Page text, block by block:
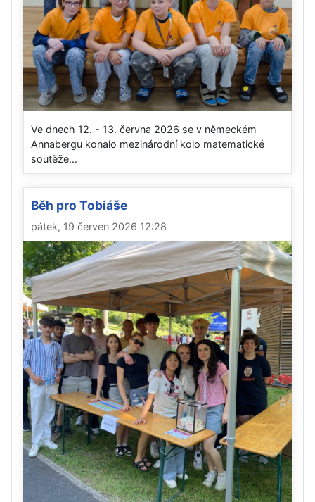
Ve dnech 12. - 13. června 2026 se v německém
Annabergu konalo mezinárodní kolo matematické
soutěže...
Běh pro Tobiáše
pátek, 19 červen 2026 12:28